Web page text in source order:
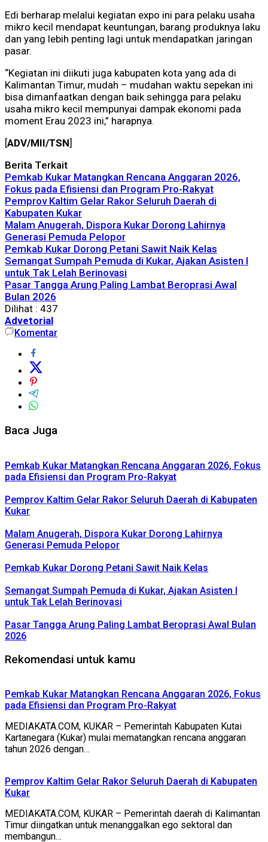
Edi berharap melalui kegiatan expo ini para pelaku usaha
mikro kecil mendapat keuntungan, barang produknya laku
dan yang lebih penting lagi untuk mendapatkan jaringan
pasar.
“Kegiatan ini diikuti juga kabupaten kota yang ada di
Kalimantan Timur, mudah – mudahan waktu sepekan ini
bisa dimanfaatkan dengan baik sehingga para pelaku
usaha mikro kecil mempunyai dampak ekonomi pada
moment Erau 2023 ini,” harapnya.
[ADV/MII/TSN]
Berita Terkait
Pemkab Kukar Matangkan Rencana Anggaran 2026,
Fokus pada Efisiensi dan Program Pro-Rakyat
Pemprov Kaltim Gelar Rakor Seluruh Daerah di
Kabupaten Kukar
Malam Anugerah, Dispora Kukar Dorong Lahirnya
Generasi Pemuda Pelopor
Pemkab Kukar Dorong Petani Sawit Naik Kelas
Semangat Sumpah Pemuda di Kukar, Ajakan Asisten I
untuk Tak Lelah Berinovasi
Pasar Tangga Arung Paling Lambat Beroprasi Awal
Bulan 2026
Dilihat : 437
Advetorial
Komentar
Baca Juga
Pemkab Kukar Matangkan Rencana Anggaran 2026, Fokus
pada Efisiensi dan Program Pro-Rakyat
Pemprov Kaltim Gelar Rakor Seluruh Daerah di Kabupaten
Kukar
Malam Anugerah, Dispora Kukar Dorong Lahirnya
Generasi Pemuda Pelopor
Pemkab Kukar Dorong Petani Sawit Naik Kelas
Semangat Sumpah Pemuda di Kukar, Ajakan Asisten I
untuk Tak Lelah Berinovasi
Pasar Tangga Arung Paling Lambat Beroprasi Awal Bulan
2026
Rekomendasi untuk kamu
Pemkab Kukar Matangkan Rencana Anggaran 2026, Fokus
pada Efisiensi dan Program Pro-Rakyat
MEDIAKATA.COM, KUKAR – Pemerintah Kabupaten Kutai
Kartanegara (Kukar) mulai mematangkan rencana anggaran
tahun 2026 dengan…
Pemprov Kaltim Gelar Rakor Seluruh Daerah di Kabupaten
Kukar
MEDIAKATA.COM, KUKAR – Pemerintah daerah di Kalimantan
Timur diingatkan untuk menanggalkan ego sektoral dan
membangun…